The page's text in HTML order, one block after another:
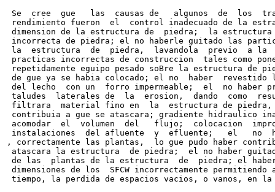
Se  cree  gue   las  causas de   algunos  de  los
rendimiento fueron  el  control inadecuado de la
dimension de la estructura de  piedra;  la estructura
incorrecta de piedra; el no haberle guitado las
la  estructura  de  piedra,  lavandola  previo  a la
practicas incorrectas de construccion  tales como
repetidamente eguipo pesado soBre la estructura de
de gue ya se habia colocado; el no  haber  revestido
del lecho  con un  forro impermeable;  el  no haber
taludes  laterales de  la  erosion,  dando  como
filtrara  material fino en  la  estructura de
contribuia a gue se atascara; gradiente hidraulico
acomodar  el  volumen  del   flujo;  colocacion
instalaciones  del afluente  y  efluente;   el   no
, correctamente las plantas,  lo gue pudo haber
atascara la estructura  de piedra;  el no haber
de las  plantas de la estructura  de  piedra; el
dimensiones de los  SFCW incorrectamente
tiempo, la perdida de espacios vacios, o vanos, en